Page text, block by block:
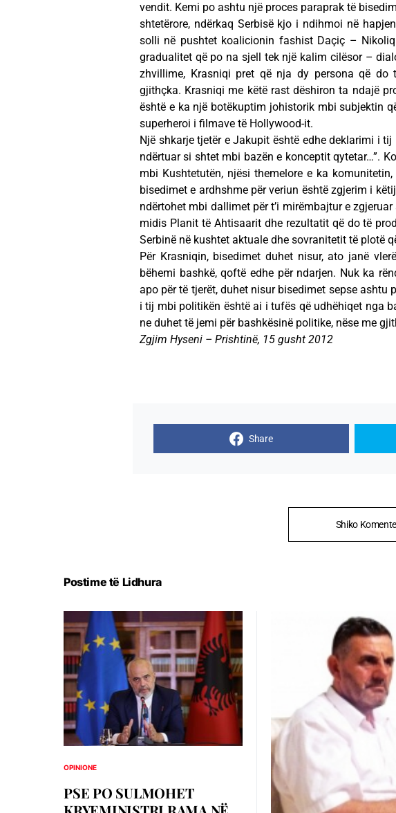
vendit. Kemi po ashtu një proces paraprak të
shtetërore, ndërkaq Serbisë kjo i ndihmoi në
solli në pushtet koalicionin fashist Daçiç –
gradualitet që po na sjell tek një kalim cilësor –
zhvillime, Krasniqi pret që nja dy persona që
gjithçka. Krasniqi me këtë rast dëshiron ta ndajë
është e ka një botëkuptim johistorik mbi subjektin
superheroi i filmave të Hollywood-it.
Një shkarje tjetër e Jakupit është edhe deklarimi i
ndërtuar si shtet mbi bazën e konceptit qytetar…”.
mbi Kushtetutën, njësi themelore e ka
bisedimet e ardhshme për veriun është zgjerim i
ndërtohet mbi dallimet për t’i mirëmbajtur e
midis Planit të Ahtisaarit dhe rezultatit që do të
Serbinë në kushtet aktuale dhe sovranitetit të plotë
Për Krasniqin, bisedimet duhet nisur, ato janë
bëhemi bashkë, qoftë edhe për ndarjen. Nuk ka
apo për të tjerët, duhet nisur bisedimet sepse ashtu
i tij mbi politikën është ai i tufës që udhëhiqet nga
ne duhet të jemi për bashkësinë politike, nëse me
Zgjim Hyseni – Prishtinë, 15 gusht 2012
Share
Shiko
Postime të Lidhura
OPINIONE
PSE PO SULMOHET